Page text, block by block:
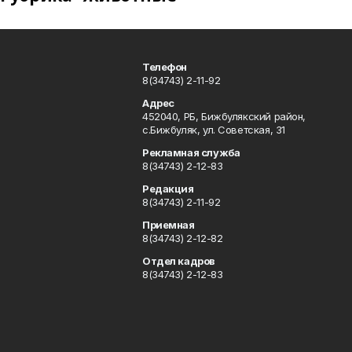
Телефон
8(34743) 2-11-92
Адрес
452040, РБ, Бижбулякский район,
с.Бижбуляк, ул. Советская, 31
Рекламная служба
8(34743) 2-12-83
Редакция
8(34743) 2-11-92
Приемная
8(34743) 2-12-82
Отдел кадров
8(34743) 2-12-83